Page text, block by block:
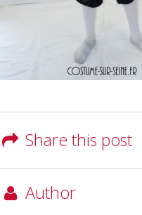
Share this post
Author